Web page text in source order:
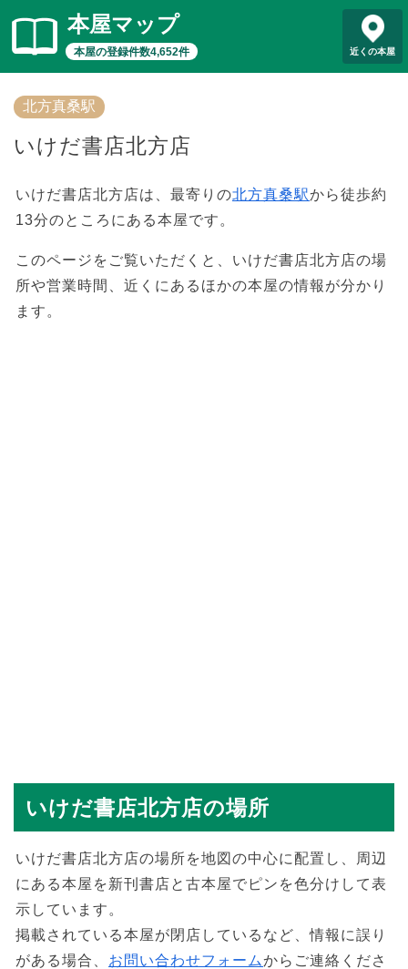
本屋マップ
本屋の登録件数4,652件 近くの本屋
北方真桑駅
いけだ書店北方店
いけだ書店北方店は、最寄りの北方真桑駅から徒歩約
13分のところにある本屋です。
このページをご覧いただくと、いけだ書店北方店の場
所や営業時間、近くにあるほかの本屋の情報が分かり
ます。
いけだ書店北方店の場所
いけだ書店北方店の場所を地図の中心に配置し、周辺
にある本屋を新刊書店と古本屋でピンを色分けして表
示しています。
掲載されている本屋が閉店しているなど、情報に誤り
がある場合、 お問い合わせフォームからご連絡くださ